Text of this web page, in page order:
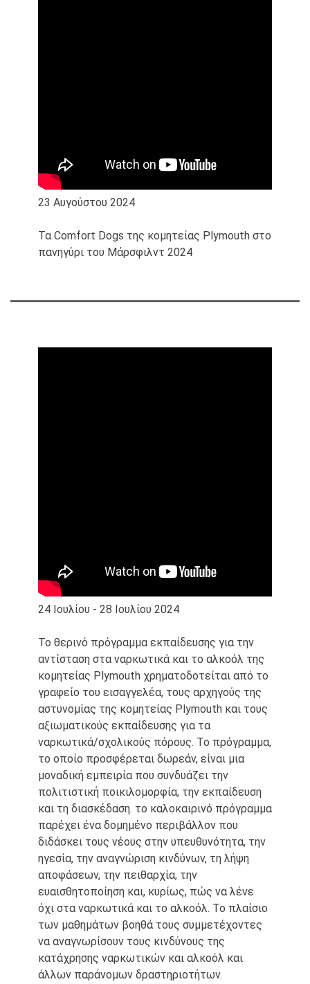
23 Αυγούστου 2024
Τα Comfort Dogs της κομητείας Plymouth στο
πανηγύρι του Μάρσφιλντ 2024
24 Ιουλίου - 28 Ιουλίου 2024
Το θερινό πρόγραμμα εκπαίδευσης για την
αντίσταση στα ναρκωτικά και το αλκοόλ της
κομητείας Plymouth χρηματοδοτείται από το
γραφείο του εισαγγελέα, τους αρχηγούς της
αστυνομίας της κομητείας Plymouth και τους
αξιωματικούς εκπαίδευσης για τα
ναρκωτικά/σχολικούς πόρους. Το πρόγραμμα,
το οποίο προσφέρεται δωρεάν, είναι μια
μοναδική εμπειρία που συνδυάζει την
πολιτιστική ποικιλομορφία, την εκπαίδευση
και τη διασκέδαση. το καλοκαιρινό πρόγραμμα
παρέχει ένα δομημένο περιβάλλον που
διδάσκει τους νέους στην υπευθυνότητα, την
ηγεσία, την αναγνώριση κινδύνων, τη λήψη
αποφάσεων, την πειθαρχία, την
ευαισθητοποίηση και, κυρίως, πώς να λένε
όχι στα ναρκωτικά και το αλκοόλ. Το πλαίσιο
των μαθημάτων βοηθά τους συμμετέχοντες
να αναγνωρίσουν τους κινδύνους της
κατάχρησης ναρκωτικών και αλκοόλ και
άλλων παράνομων δραστηριοτήτων.